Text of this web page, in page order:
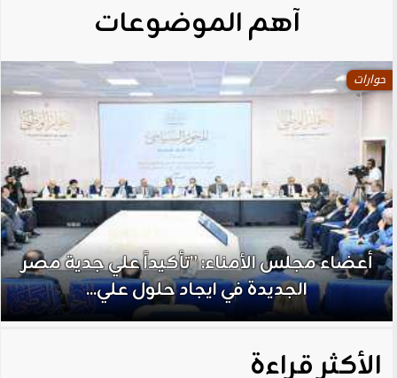
آهم الموضوعات
حوارات
أعضاء مجلس الأمناء: ”تأكيداً علي جدية مصر
الجديدة في ايجاد حلول علي...
الأكثر قراءة